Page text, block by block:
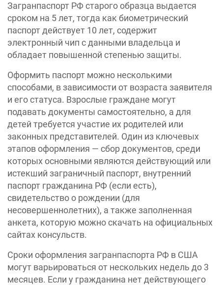
Загранпаспорт РФ старого образца выдается
сроком на 5 лет, тогда как биометрический
паспорт действует 10 лет, содержит
электронный чип с данными владельца и
обладает повышенной степенью защиты.
Оформить паспорт можно несколькими
способами, в зависимости от возраста заявителя
и его статуса. Взрослые граждане могут
подавать документы самостоятельно, а для
детей требуется участие их родителей или
законных представителей. Один из ключевых
этапов оформления — сбор документов, среди
которых основными являются действующий или
истекший заграничный паспорт, внутренний
паспорт гражданина РФ (если есть),
свидетельство о рождении (для
несовершеннолетних), а также заполненная
анкета, которую можно скачать на официальных
сайтах консульств.
Сроки оформления загранпаспорта РФ в США
могут варьироваться от нескольких недель до 3
месяцев. Если у гражданина нет действующего